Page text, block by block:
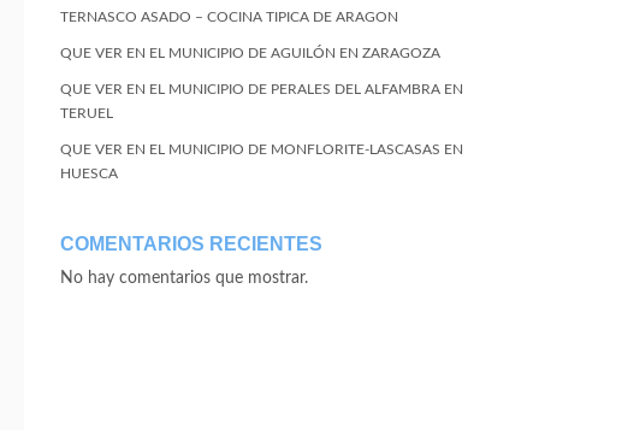
TERNASCO ASADO – COCINA TIPICA DE ARAGON
QUE VER EN EL MUNICIPIO DE AGUILÓN EN ZARAGOZA
QUE VER EN EL MUNICIPIO DE PERALES DEL ALFAMBRA EN
TERUEL
QUE VER EN EL MUNICIPIO DE MONFLORITE-LASCASAS EN
HUESCA
COMENTARIOS RECIENTES
No hay comentarios que mostrar.